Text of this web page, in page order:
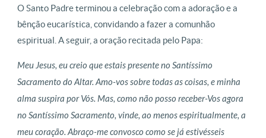
O Santo Padre terminou a celebração com a adoração e a
bênção eucarística, convidando a fazer a comunhão
espiritual. A seguir, a oração recitada pelo Papa:
Meu Jesus, eu creio que estais presente no Santíssimo
Sacramento do Altar. Amo-vos sobre todas as coisas, e minha
alma suspira por Vós. Mas, como não posso receber-Vos agora
no Santíssimo Sacramento, vinde, ao menos espiritualmente, a
meu coração. Abraço-me convosco como se já estivésseis